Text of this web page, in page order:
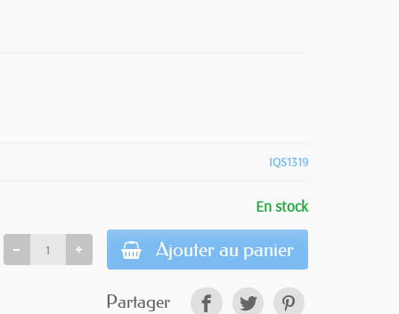
IQS1319
En stock
Ajouter au panier
Partager